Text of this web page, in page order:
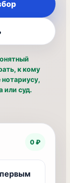
к кому
или суд.
0 ₽
первым